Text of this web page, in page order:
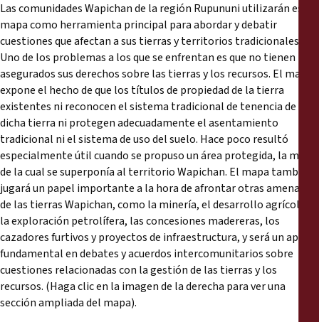
Las comunidades Wapichan de la región Rupununi utilizarán este
mapa como herramienta principal para abordar y debatir
cuestiones que afectan a sus tierras y territorios tradicionales.
Uno de los problemas a los que se enfrentan es que no tienen
asegurados sus derechos sobre las tierras y los recursos. El mapa
expone el hecho de que los títulos de propiedad de la tierra
existentes ni reconocen el sistema tradicional de tenencia de
dicha tierra ni protegen adecuadamente el asentamiento
tradicional ni el sistema de uso del suelo. Hace poco resultó
especialmente útil cuando se propuso un área protegida, la mitad
de la cual se superponía al territorio Wapichan. El mapa también
jugará un papel importante a la hora de afrontar otras amenazas
de las tierras Wapichan, como la minería, el desarrollo agrícola,
la exploración petrolífera, las concesiones madereras, los
cazadores furtivos y proyectos de infraestructura, y será un apoyo
fundamental en debates y acuerdos intercomunitarios sobre
cuestiones relacionadas con la gestión de las tierras y los
recursos. (Haga clic en la imagen de la derecha para ver una
sección ampliada del mapa).